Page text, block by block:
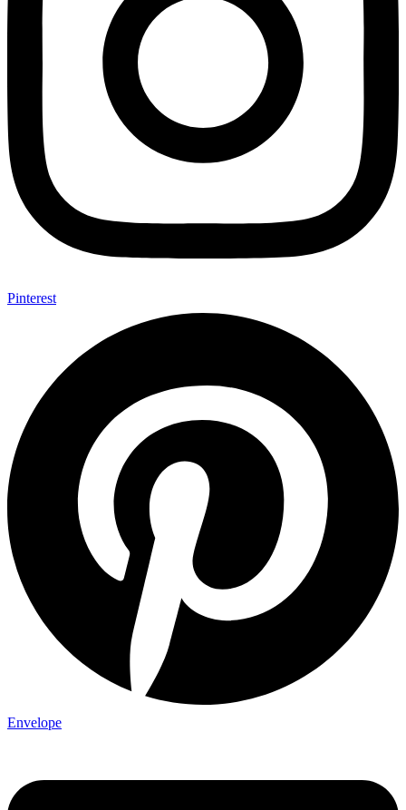
Pinterest
Envelope